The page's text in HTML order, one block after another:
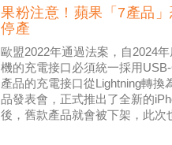
果粉注意！蘋果「7產品
停產
歐盟2022年通過法案，自2024
機的充電接口必須統一採用
產品的充電接口從Lightning轉
品發表會，正式推出了全新的
後，舊款產品就會被下架，此